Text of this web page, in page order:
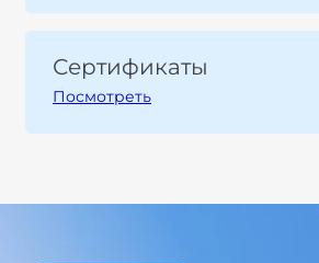
Сертификаты
Посмотреть